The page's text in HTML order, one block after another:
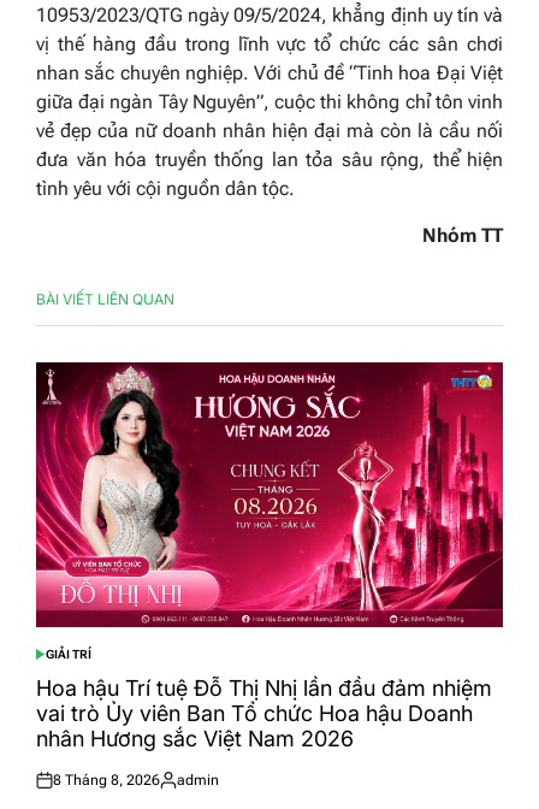
10953/2023/QTG ngày 09/5/2024, khẳng định uy tín và
vị thế hàng đầu trong lĩnh vực tổ chức các sân chơi
nhan sắc chuyên nghiệp. Với chủ đề “Tinh hoa Đại Việt
giữa đại ngàn Tây Nguyên”, cuộc thi không chỉ tôn vinh
vẻ đẹp của nữ doanh nhân hiện đại mà còn là cầu nối
đưa văn hóa truyền thống lan tỏa sâu rộng, thể hiện
tình yêu với cội nguồn dân tộc.
Nhóm TT
BÀI VIẾT LIÊN QUAN
POSTED
IN
GIẢI TRÍ
Hoa hậu Trí tuệ Đỗ Thị Nhị lần đầu đảm nhiệm
vai trò Ủy viên Ban Tổ chức Hoa hậu Doanh
nhân Hương sắc Việt Nam 2026
Posted
8 Tháng 8, 2026
Posted
admin